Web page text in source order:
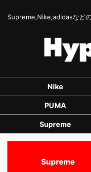
Supreme,Nike,adidasなど
Nike
PUMA
Supreme
Supreme